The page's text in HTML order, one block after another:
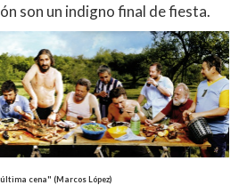
son un indigno final de fiesta.
cena" (Marcos López)